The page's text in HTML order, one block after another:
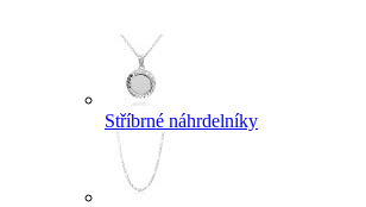
Stříbrné náhrdelníky